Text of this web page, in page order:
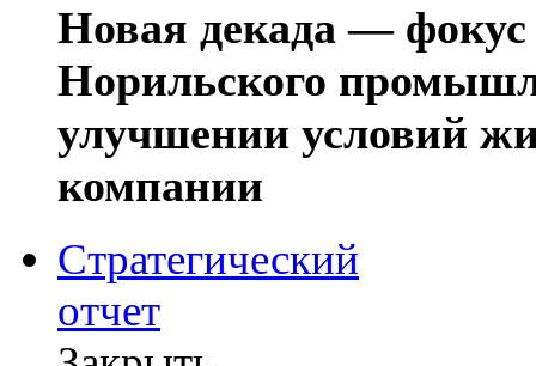
Новая декада — фокус
Норильского
улучшении условий
компании
Стратегический
отчет